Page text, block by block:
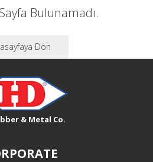
Bulunamadı.
Dön
& Metal Co.